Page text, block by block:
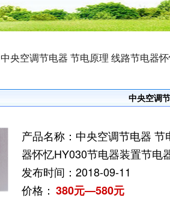
中央空调节电器 节电原理 线路节电器
中央空调
产品名称： 中央空调节电器 节
器怀忆HY030节电器装置节电
发布时间： 2018-09-11
价格： 380元—580元